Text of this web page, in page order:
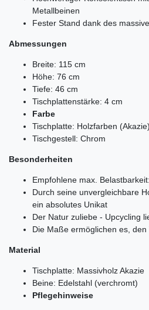
Metallbeinen
Fester Stand dank des
Abmessungen
Breite: 115 cm
Höhe: 76 cm
Tiefe: 46 cm
Tischplattenstärke: 4 cm
Farbe
Tischplatte: Holzfarben (Akazie)
Tischgestell: Chrom
Besonderheiten
Empfohlene max.
Durch seine unvergleichbare
ein absolutes Unikat
Der Natur zuliebe - Upcycling
Die Maße ermöglichen es,
Material
Tischplatte: Massivholz Akazie
Beine: Edelstahl (verchromt)
Pflegehinweise